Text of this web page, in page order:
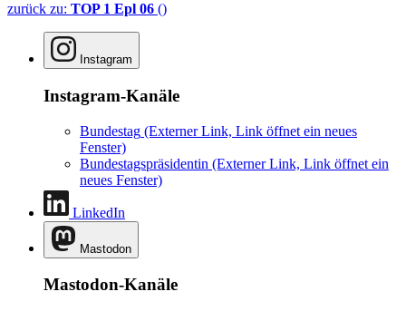
zurück zu: TOP 1 Epl 06 ()
Instagram
Instagram-Kanäle
Bundestag (Externer Link, Link öffnet ein neues
Fenster)
Bundestagspräsidentin (Externer Link, Link öffnet ein
neues Fenster)
LinkedIn
Mastodon
Mastodon-Kanäle